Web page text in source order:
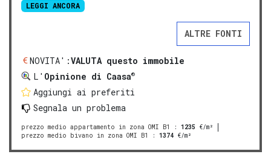
LEGGI ANCORA
ALTRE FONTI
NOVITA':VALUTA questo immobile
L' Opinione di Caasa®
Aggiungi ai preferiti
Segnala un problema
prezzo medio appartamento in zona OMI B1 : 1235 €/m²
prezzo medio bivano in zona OMI B1
: 1374 €/m²